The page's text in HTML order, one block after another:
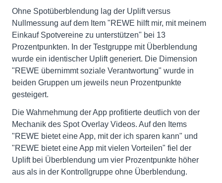
Ohne Spotüberblendung lag der Uplift versus
Nullmessung auf dem Item "REWE hilft mir, mit meinem
Einkauf Spotvereine zu unterstützen" bei 13
Prozentpunkten. In der Testgruppe mit Überblendung
wurde ein identischer Uplift generiert. Die Dimension
"REWE übernimmt soziale Verantwortung" wurde in
beiden Gruppen um jeweils neun Prozentpunkte
gesteigert.
Die Wahrnehmung der App profitierte deutlich von der
Mechanik des Spot Overlay Videos. Auf den Items
"REWE bietet eine App, mit der ich sparen kann" und
"REWE bietet eine App mit vielen Vorteilen" fiel der
Uplift bei Überblendung um vier Prozentpunkte höher
aus als in der Kontrollgruppe ohne Überblendung.